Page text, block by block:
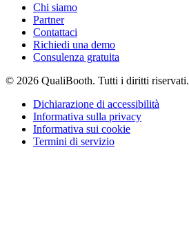
Chi siamo
Partner
Contattaci
Richiedi una demo
Consulenza gratuita
© 2026 QualiBooth. Tutti i diritti riservati.
Dichiarazione di accessibilità
Informativa sulla privacy
Informativa sui cookie
Termini di servizio